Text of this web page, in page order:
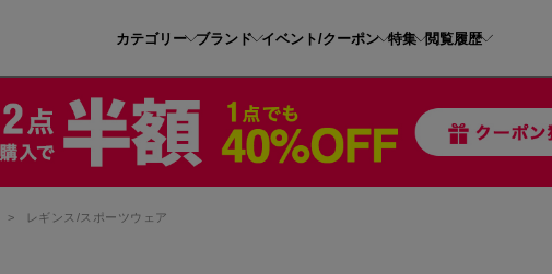
カテゴリー ブランド イベント/クーポン 特集 閲覧履歴
> レギンス/スポーツウェア